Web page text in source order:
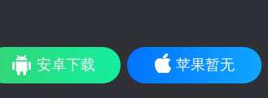
安卓下载 苹果暂无